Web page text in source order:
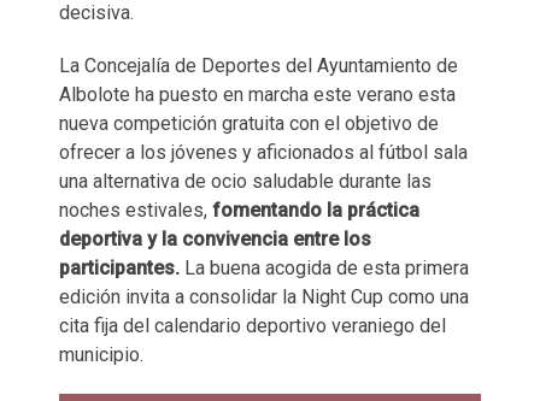
decisiva.
La Concejalía de Deportes del Ayuntamiento de
Albolote ha puesto en marcha este verano esta
nueva competición gratuita con el objetivo de
ofrecer a los jóvenes y aficionados al fútbol sala
una alternativa de ocio saludable durante las
noches estivales, fomentando la práctica
deportiva y la convivencia entre los
participantes. La buena acogida de esta primera
edición invita a consolidar la Night Cup como una
cita fija del calendario deportivo veraniego del
municipio.